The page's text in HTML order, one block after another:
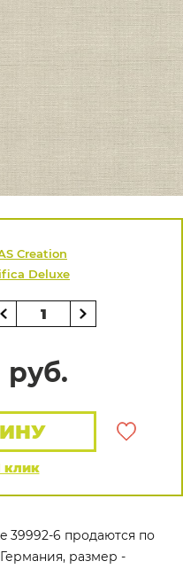
Creation
Deluxe
руб.
клик
39992-6 продаются по
размер -